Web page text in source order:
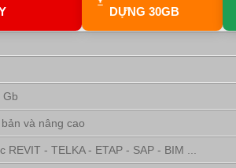
DỰNG 30GB
Gb
và nâng cao
- TELKA - ETAP - SAP - BIM ...